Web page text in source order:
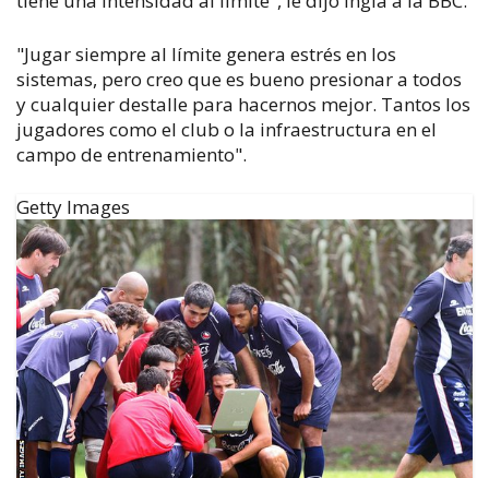
"Jugar siempre al límite genera estrés en los
sistemas, pero creo que es bueno presionar a todos
y cualquier destalle para hacernos mejor. Tantos los
jugadores como el club o la infraestructura en el
campo de entrenamiento".
Getty Images